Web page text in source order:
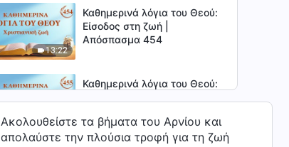
13:22
Καθημερινά λόγια του Θεού:
Είσοδος στη ζωή |
Απόσπασμα 454
6:11
Καθημερινά λόγια του Θεού:
Ακολουθείστε τα βήματα του Αρνίου και
απολαύστε την πλούσια τροφή για τη ζωή